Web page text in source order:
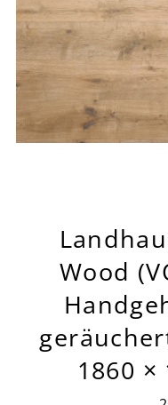
Wood
1860 ×